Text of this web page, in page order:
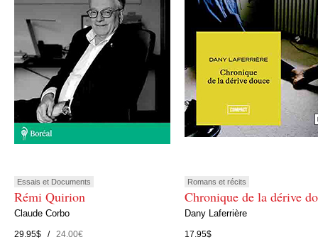
Essais et Documents
Rémi Quirion
Claude Corbo
29.95$ /24.00€
Romans et récits
Chronique de la dérive
Dany Laferrière
17.95$